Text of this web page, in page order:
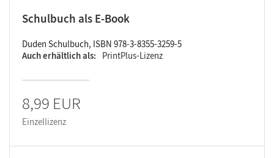
Schulbuch als E-Book
Duden Schulbuch, ISBN 978-3-8355-3259-5
Auch erhältlich als
PrintPlus-Lizenz
8,99 EUR
Einzellizenz